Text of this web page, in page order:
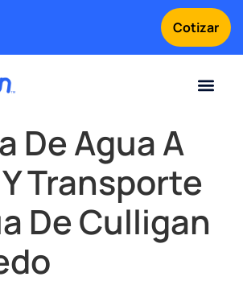
Cotizar
De Agua A
Transporte
De Culligan